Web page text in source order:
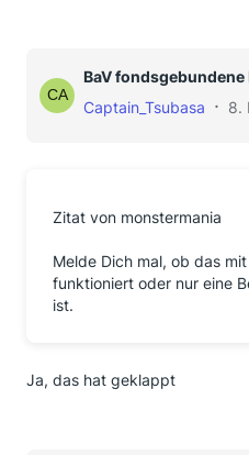
BaV
Captain_Tsubasa
8.
Zitat von monstermania
Melde Dich mal, ob das
funktioniert oder nur eine
ist.
Ja, das hat geklappt